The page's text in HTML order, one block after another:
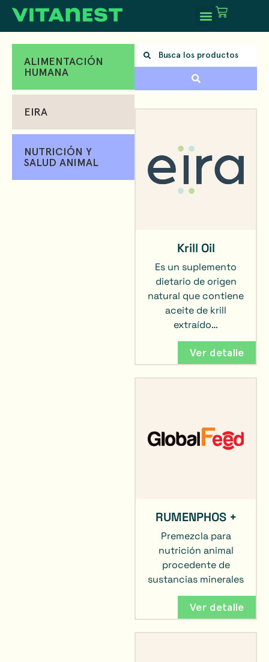
ALIMENTACIÓN
HUMANA
EIRA
NUTRICIÓN Y
SALUD ANIMAL
Krill Oil
Es un suplemento
dietario de origen
natural que contiene
aceite de krill
extraído…
Ver detalle
RUMENPHOS +
Premezcla para
nutrición animal
procedente de
sustancias minerales
Ver detalle